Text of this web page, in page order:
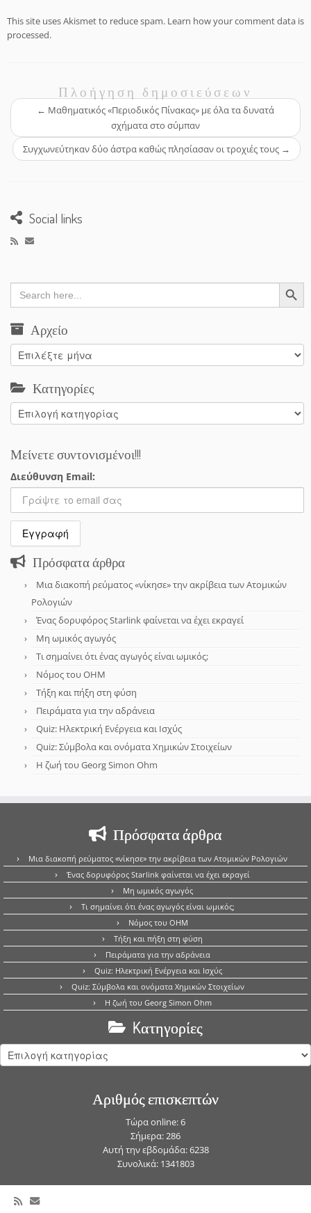
This site uses Akismet to reduce spam. Learn how your comment data is
processed.
Πλοήγηση δημοσιεύσεων
← Μαθηματικός «Περιοδικός Πίνακας» με όλα τα δυνατά
σχήματα στο σύμπαν
Συγχωνεύτηκαν δύο άστρα καθώς πλησίασαν οι τροχιές τους →
Social links
Search
for:
Search Button
Αρχείο
Αρχείο
Κατηγορίες
Κατηγορίες
Μείνετε συντονισμένοι!!!
Διεύθυνση Email:
Πρόσφατα άρθρα
Μια διακοπή ρεύματος «νίκησε» την ακρίβεια των Ατομικών
Ρολογιών
Ένας δορυφόρος Starlink φαίνεται να έχει εκραγεί
Μη ωμικός αγωγός
Τι σημαίνει ότι ένας αγωγός είναι ωμικός;
Νόμος του OHM
Τήξη και πήξη στη φύση
Πειράματα για την αδράνεια
Quiz: Ηλεκτρική Ενέργεια και Ισχύς
Quiz: Σύμβολα και ονόματα Χημικών Στοιχείων
Η ζωή του Georg Simon Ohm
Πρόσφατα άρθρα
Μια διακοπή ρεύματος «νίκησε» την ακρίβεια των Ατομικών Ρολογιών
Ένας δορυφόρος Starlink φαίνεται να έχει εκραγεί
Μη ωμικός αγωγός
Τι σημαίνει ότι ένας αγωγός είναι ωμικός;
Νόμος του OHM
Τήξη και πήξη στη φύση
Πειράματα για την αδράνεια
Quiz: Ηλεκτρική Ενέργεια και Ισχύς
Quiz: Σύμβολα και ονόματα Χημικών Στοιχείων
Η ζωή του Georg Simon Ohm
Kατηγορίες
Kατηγορίες
Αριθμός επισκεπτών
Τώρα online: 6
Σήμερα: 286
Αυτή την εβδομάδα: 6238
Συνολικά: 1341803